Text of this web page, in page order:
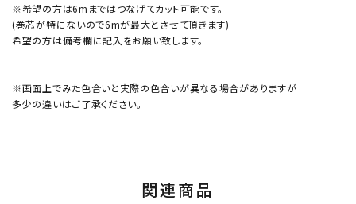
※希望の方は6mまではつなげてカット可能です。
(巻芯が特にないので6mが最大とさせて頂きます)
希望の方は備考欄に記入をお願い致します。
※画面上でみた色合いと実際の色合いが異なる場合がありますが
多少の違いはご了承ください。
関連商品